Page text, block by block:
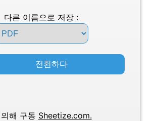
다른 이름으로 저장 :
전환하다
해 구동 Sheetize.com.